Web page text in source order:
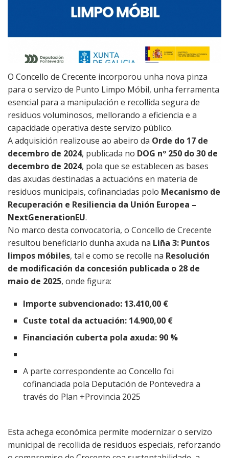
Sendelle
económica
Seguridade
cidadá
Medio rural
Xulgado de
paz
O Concello de Crecente incorporou unha nova pinza
para o servizo de Punto Limpo Móbil, unha ferramenta
esencial para a manipulación e recollida segura de
residuos voluminosos, mellorando a eficiencia e a
capacidade operativa deste servizo público.
A adquisición realizouse ao abeiro da Orde do 17 de
decembro de 2024, publicada no DOG nº 250 do 30 de
decembro de 2024, pola que se establecen as bases
das axudas destinadas a actuacións en materia de
residuos municipais, cofinanciadas polo Mecanismo de
Recuperación e Resiliencia da Unión Europea –
NextGenerationEU.
No marco desta convocatoria, o Concello de Crecente
resultou beneficiario dunha axuda na Liña 3: Puntos
limpos móbiles, tal e como se recolle na Resolución
de modificación da concesión publicada o 28 de
maio de 2025, onde figura:
Importe subvencionado: 13.410,00 €
Custe total da actuación: 14.900,00 €
Financiación cuberta pola axuda: 90 %
A parte correspondente ao Concello foi
cofinanciada pola Deputación de Pontevedra a
través do Plan +Provincia 2025
Esta achega económica permite modernizar o servizo
municipal de recollida de residuos especiais, reforzando